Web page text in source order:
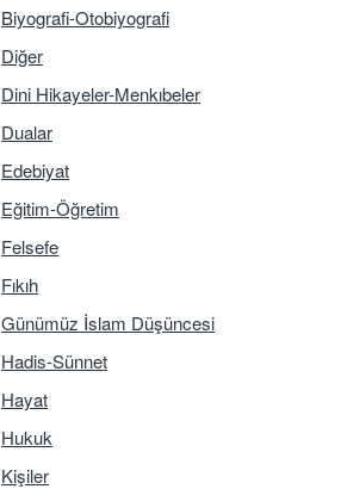
Biyografi-Otobiyografi
Diğer
Dini Hikayeler-Menkıbeler
Dualar
Edebiyat
Eğitim-Öğretim
Felsefe
Fıkıh
Günümüz İslam Düşüncesi
Hadis-Sünnet
Hayat
Hukuk
Kişiler